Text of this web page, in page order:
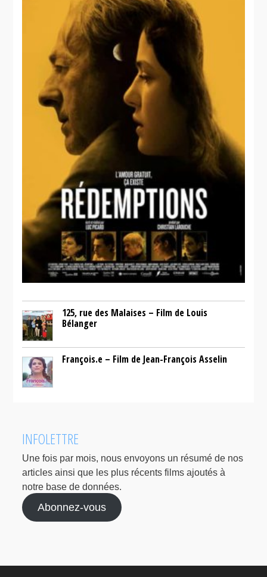
125, rue des Malaises – Film de Louis
Bélanger
François.e – Film de Jean-François Asselin
INFOLETTRE
Une fois par mois, nous envoyons un résumé de nos
articles ainsi que les plus récents films ajoutés à
notre base de données.
Abonnez-vous